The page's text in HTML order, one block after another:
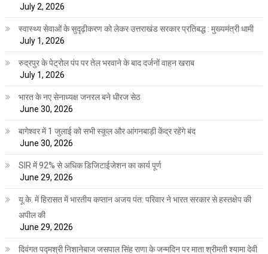
July 2, 2026
स्वास्थ्य सेवाओं के सुदृढ़ीकरण को लेकर उत्तराखंड सरकार प्रतिबद्ध : मुख्यमंत्री धामी
July 1, 2026
रुद्रपुर के पेट्रोल पंप पर तेल भरवाने के बाद दर्जनों वाहन खराब
July 1, 2026
भारत के नए सेनाध्यक्ष जनरल बने धीरज सेठ
June 30, 2026
बागेश्वर में 1 जुलाई को सभी स्कूल और आंगनबाड़ी केंद्र रहेंगे बंद
June 30, 2026
SIR में 92% से अधिक डिजिटाईजेशन का कार्य पूर्ण
June 29, 2026
यू.के. में हिरासत में भारतीय कप्तान अजय पंत: परिवार ने भारत सरकार से हस्तक्षेप की
अपील की
June 29, 2026
दिवंगत पद्मश्री निशानेबाज जसपाल सिंह राणा के जन्मदिन पर माता श्रीमती श्यामा देवी